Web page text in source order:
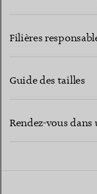
Filières
Guide des tailles
Rendez-vous